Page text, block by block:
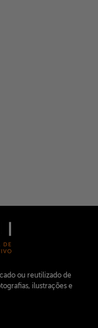
ou reutilizado de
ilustrações e